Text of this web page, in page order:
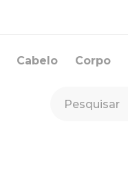
Cabelo Corpo